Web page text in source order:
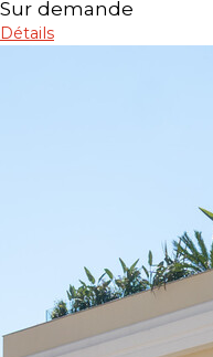
Sur demande
Détails